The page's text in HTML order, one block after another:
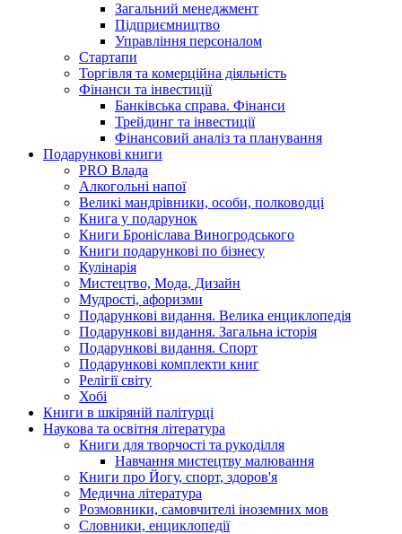
Загальний менеджмент
Підприємництво
Управління персоналом
Стартапи
Торгівля та комерційна діяльність
Фінанси та інвестиції
Банківська справа. Фінанси
Трейдинг та інвестиції
Фінансовий аналіз та планування
Подарункові книги
PRO Влада
Алкогольні напої
Великі мандрівники, особи, полководці
Книга у подарунок
Книги Броніслава Виногродського
Книги подарункові по бізнесу
Кулінарія
Мистецтво, Мода, Дизайн
Мудрості, афоризми
Подарункові видання. Велика енциклопедія
Подарункові видання. Загальна історія
Подарункові видання. Спорт
Подарункові комплекти книг
Релігії світу
Хобі
Книги в шкіряній палітурці
Наукова та освітня література
Книги для творчості та рукоділля
Навчання мистецтву малювання
Книги про Йогу, спорт, здоров'я
Медична література
Розмовники, самовчителі іноземних мов
Словники, енциклопедії